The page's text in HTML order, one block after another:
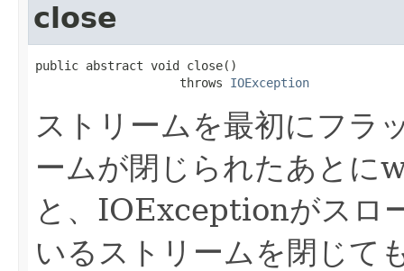
close
public abstract void close()
                    throws
IOException
ストリームを最初にフラ
ームが閉じられたあと
と、IOExceptionがスロ
いるストリームを閉じて